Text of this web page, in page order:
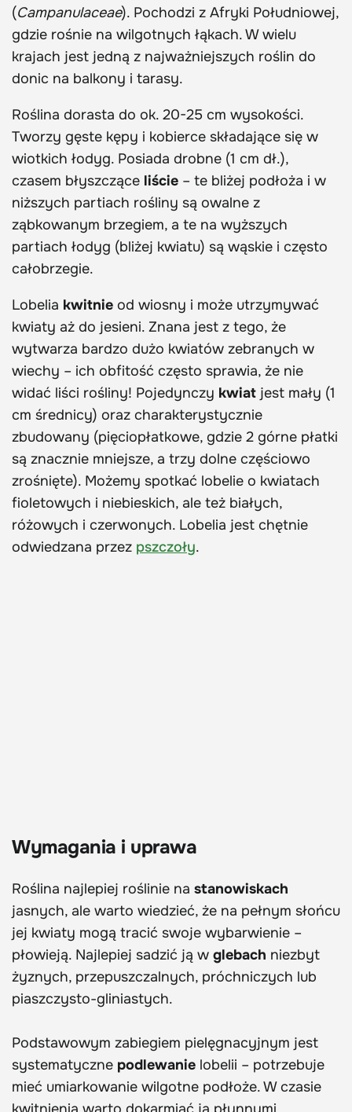
(Campanulaceae). Pochodzi z Afryki Południowej,
gdzie rośnie na wilgotnych łąkach. W wielu
krajach jest jedną z najważniejszych roślin do
donic na balkony i tarasy.
Roślina dorasta do ok. 20-25 cm wysokości.
Tworzy gęste kępy i kobierce składające się w
wiotkich łodyg. Posiada drobne (1 cm dł.),
czasem błyszczące liście – te bliżej podłoża i w
niższych partiach rośliny są owalne z
ząbkowanym brzegiem, a te na wyższych
partiach łodyg (bliżej kwiatu) są wąskie i często
całobrzegie.
Lobelia kwitnie od wiosny i może utrzymywać
kwiaty aż do jesieni. Znana jest z tego, że
wytwarza bardzo dużo kwiatów zebranych w
wiechy – ich obfitość często sprawia, że nie
widać liści rośliny! Pojedynczy kwiat jest mały (1
cm średnicy) oraz charakterystycznie
zbudowany (pięciopłatkowe, gdzie 2 górne płatki
są znacznie mniejsze, a trzy dolne częściowo
zrośnięte). Możemy spotkać lobelie o kwiatach
fioletowych i niebieskich, ale też białych,
różowych i czerwonych. Lobelia jest chętnie
odwiedzana przez pszczoły.
Wymagania i uprawa
Roślina najlepiej roślinie na stanowiskach
jasnych, ale warto wiedzieć, że na pełnym słońcu
jej kwiaty mogą tracić swoje wybarwienie –
płowieją. Najlepiej sadzić ją w glebach niezbyt
żyznych, przepuszczalnych, próchniczych lub
piaszczysto-gliniastych.
Podstawowym zabiegiem pielęgnacyjnym jest
systematyczne podlewanie lobelii – potrzebuje
mieć umiarkowanie wilgotne podłoże. W czasie